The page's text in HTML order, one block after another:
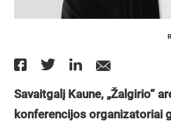
Savaitgalį Kaune, „Žalgirio“
konferencijos organizatoriai